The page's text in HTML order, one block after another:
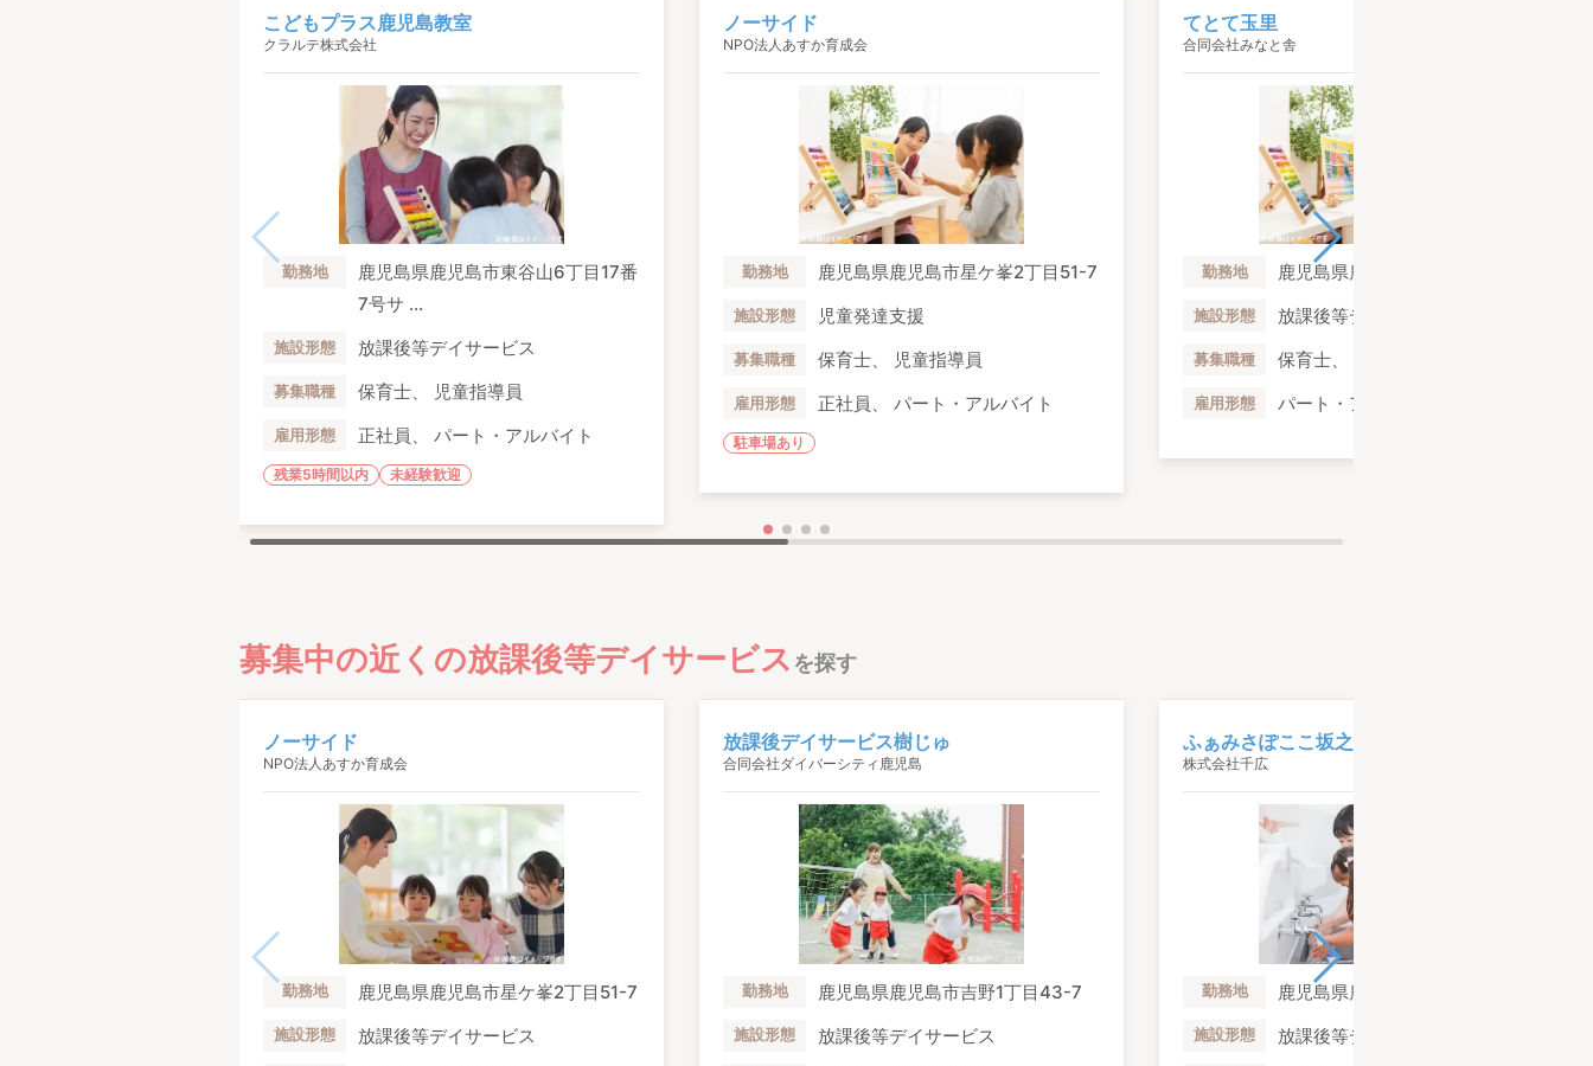
こどもプラス鹿児島教室
クラルテ株式会社
勤務地
鹿児島県鹿児島市東谷山6丁目17番
7号サ ...
施設形態 放課後等デイサービス
募集職種 保育士、 児童指導員
雇用形態 正社員、 パート・アルバイト
残業5時間以内 未経験歓迎
ノーサイド
NPO法人あすか育成会
勤務地 鹿児島県鹿児島市星ケ峯2丁目51-7
施設形態 児童発達支援
募集職種 保育士、 児童指導員
雇用形態 正社員、 パート・アルバイト
駐車場あり
てとて玉里
合同会社みなと舎
勤務地 鹿児島県鹿児島市玉里団地3-24-8
施設形態 放課後等デイサービス
募集職種 保育士、 児童指導員
雇用形態 パート・アルバイト、 正社員
募集中の近くの放課後等デイサービス を探す
ノーサイド
NPO法人あすか育成会
勤務地 鹿児島県鹿児島市星ケ峯2丁目51-7
施設形態 放課後等デイサービス
放課後デイサービス樹じゅ
合同会社ダイバーシティ鹿児島
勤務地 鹿児島県鹿児島市吉野1丁目43-7
施設形態 放課後等デイサービス
ふぁみさぽここ坂之上
株式会社千広
勤務地 鹿児島県鹿児島市坂之上4-26-10
施設形態 放課後等デイサービス